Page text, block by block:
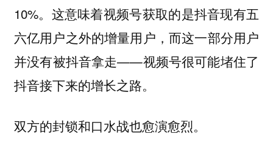
10%。这意味着视频号获取的是抖音现有五
六亿用户之外的增量用户，而这一部分用户
并没有被抖音拿走——视频号很可能堵住了
抖音接下来的增长之路。
双方的封锁和口水战也愈演愈烈。